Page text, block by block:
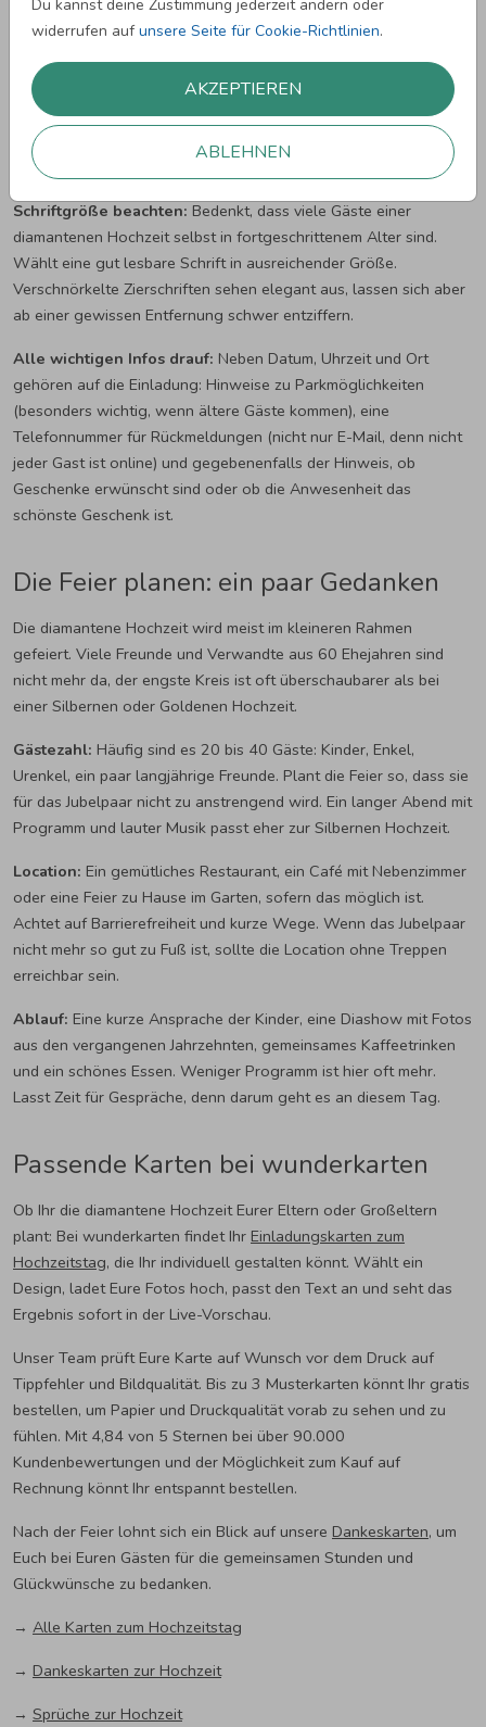
Du kannst deine Zustimmung jederzeit ändern oder
widerrufen aufunsere Seite für Cookie-Richtlinien.
AKZEPTIEREN
ABLEHNEN
Welches Foto verwenden?Wenn Ihr ein altes Hochzeitsfoto
habt, nutzt es unbedingt. Selbst wenn die Qualität nicht perfekt
ist: Ein körniges Schwarzweiß-Foto von 1966 hat mehr Charme
als jedes Stockfoto. Für das aktuelle Bild reicht ein natürliches
Foto, auf dem das Paar entspannt und fröhlich aussieht. Ein Foto
im Garten oder am Lieblingsplatz wirkt besser als ein gestelltes
Porträt.
Schriftgröße beachten: Bedenkt, dass viele Gäste einer
diamantenen Hochzeit selbst in fortgeschrittenem Alter sind.
Wählt eine gut lesbare Schrift in ausreichender Größe.
Verschnörkelte Zierschriften sehen elegant aus, lassen sich aber
ab einer gewissen Entfernung schwer entziffern.
Alle wichtigen Infos drauf: Neben Datum, Uhrzeit und Ort
gehören auf die Einladung: Hinweise zu Parkmöglichkeiten
(besonders wichtig, wenn ältere Gäste kommen), eine
Telefonnummer für Rückmeldungen (nicht nur E-Mail, denn nicht
jeder Gast ist online) und gegebenenfalls der Hinweis, ob
Geschenke erwünscht sind oder ob die Anwesenheit das
schönste Geschenk ist.
Die Feier planen: ein paar Gedanken
Die diamantene Hochzeit wird meist im kleineren Rahmen
gefeiert. Viele Freunde und Verwandte aus 60 Ehejahren sind
nicht mehr da, der engste Kreis ist oft überschaubarer als bei
einer Silbernen oder Goldenen Hochzeit.
Gästezahl: Häufig sind es 20 bis 40 Gäste: Kinder, Enkel,
Urenkel, ein paar langjährige Freunde. Plant die Feier so, dass sie
für das Jubelpaar nicht zu anstrengend wird. Ein langer Abend mit
Programm und lauter Musik passt eher zur Silbernen Hochzeit.
Location: Ein gemütliches Restaurant, ein Café mit Nebenzimmer
oder eine Feier zu Hause im Garten, sofern das möglich ist.
Achtet auf Barrierefreiheit und kurze Wege. Wenn das Jubelpaar
nicht mehr so gut zu Fuß ist, sollte die Location ohne Treppen
erreichbar sein.
Ablauf: Eine kurze Ansprache der Kinder, eine Diashow mit Fotos
aus den vergangenen Jahrzehnten, gemeinsames Kaffeetrinken
und ein schönes Essen. Weniger Programm ist hier oft mehr.
Lasst Zeit für Gespräche, denn darum geht es an diesem Tag.
Passende Karten bei wunderkarten
Ob Ihr die diamantene Hochzeit Eurer Eltern oder Großeltern
plant: Bei wunderkarten findet Ihr Einladungskarten zum
Hochzeitstag, die Ihr individuell gestalten könnt. Wählt ein
Design, ladet Eure Fotos hoch, passt den Text an und seht das
Ergebnis sofort in der Live-Vorschau.
Unser Team prüft Eure Karte auf Wunsch vor dem Druck auf
Tippfehler und Bildqualität. Bis zu 3 Musterkarten könnt Ihr gratis
bestellen, um Papier und Druckqualität vorab zu sehen und zu
fühlen. Mit 4,84 von 5 Sternen bei über 90.000
Kundenbewertungen und der Möglichkeit zum Kauf auf
Rechnung könnt Ihr entspannt bestellen.
Nach der Feier lohnt sich ein Blick auf unsere Dankeskarten, um
Euch bei Euren Gästen für die gemeinsamen Stunden und
Glückwünsche zu bedanken.
→ Alle Karten zum Hochzeitstag
→ Dankeskarten zur Hochzeit
→ Sprüche zur Hochzeit